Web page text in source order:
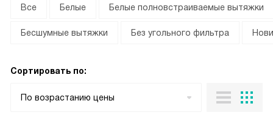
Все Белые Белые полновстраиваемые вытяжки
Бесшумные вытяжки Без угольного фильтра
Сортировать по:
По возрастанию цены